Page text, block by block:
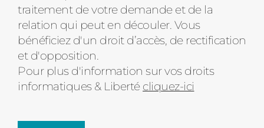
traitement de votre demande et de la
relation qui peut en découler. Vous
bénéficiez d'un droit d’accès, de rectification
et d'opposition.
Pour plus d'information sur vos droits
informatiques & Liberté cliquez-ici